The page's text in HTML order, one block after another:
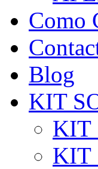
Como
Blog
KIT
KIT
KIT